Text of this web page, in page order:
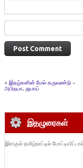
« இதழ்களின் மேல் கருவண்டு –
அபிநயா, துபாய்
இதழுரைகள்
இராகுல் தமிழ்நாட்டில்